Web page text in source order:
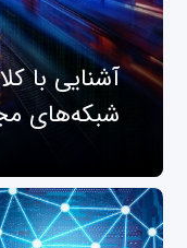
آشنایی با
شبکه‌های